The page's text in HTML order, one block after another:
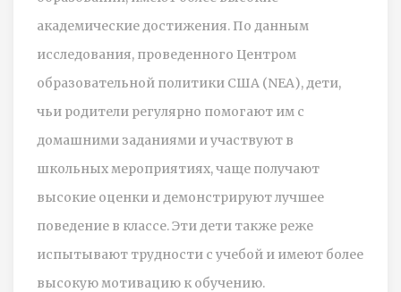
академические достижения. По данным
исследования, проведенного Центром
образовательной политики США (NEA), дети,
чьи родители регулярно помогают им с
домашними заданиями и участвуют в
школьных мероприятиях, чаще получают
высокие оценки и демонстрируют лучшее
поведение в классе. Эти дети также реже
испытывают трудности с учебой и имеют более
высокую мотивацию к обучению.